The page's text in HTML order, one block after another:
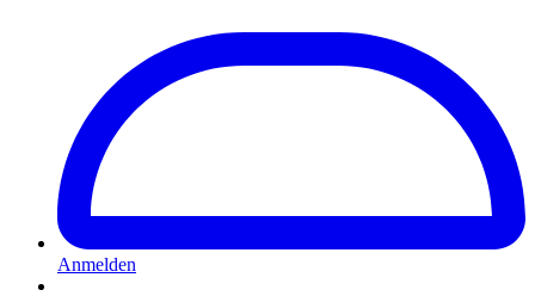
Anmelden